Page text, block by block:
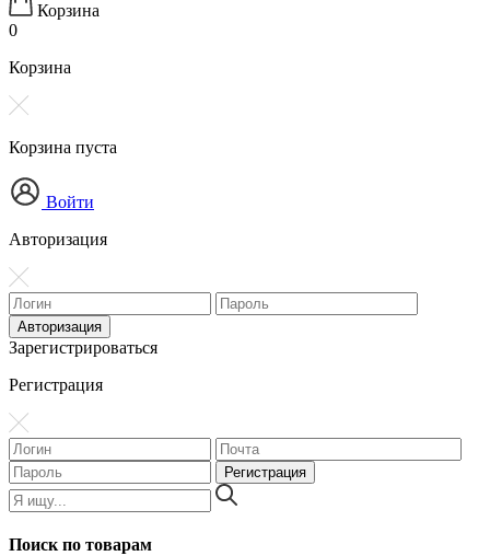
Корзина
0
Корзина
Корзина пуста
Войти
Авторизация
Зарегистрироваться
Регистрация
Поиск по товарам